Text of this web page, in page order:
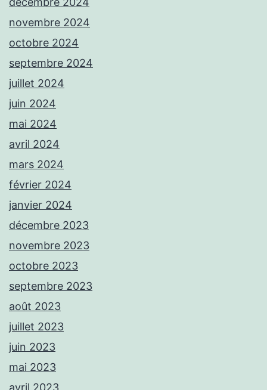
novembre 2024
octobre 2024
septembre 2024
juillet 2024
juin 2024
mai 2024
avril 2024
mars 2024
février 2024
janvier 2024
décembre 2023
novembre 2023
octobre 2023
septembre 2023
août 2023
juillet 2023
juin 2023
mai 2023
avril 2023